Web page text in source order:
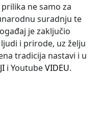
ne samo za
suradnju te
je zaključio
i prirode, uz želju
tradicija nastavi i u
i YoutubeVIDEU.